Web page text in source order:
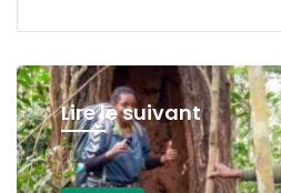
Lire le suivant